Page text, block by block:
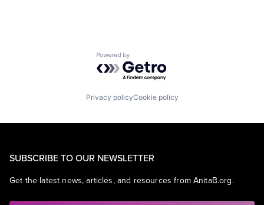
Powered by Getro.com
Privacy policyCookie policy
SUBSCRIBE TO OUR NEWSLETTER
Get the latest news, articles, and resources from AnitaB.org.